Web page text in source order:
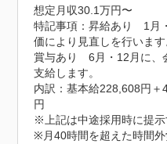
想定月収30.1万円〜
特記事項：昇給あり　1月
価により見直しを行います
賞与あり　6月・12月に、
支給します。
内訳：基本給228,608円
円
※上記は中途採用時に提示
※月40時間を超えた時間